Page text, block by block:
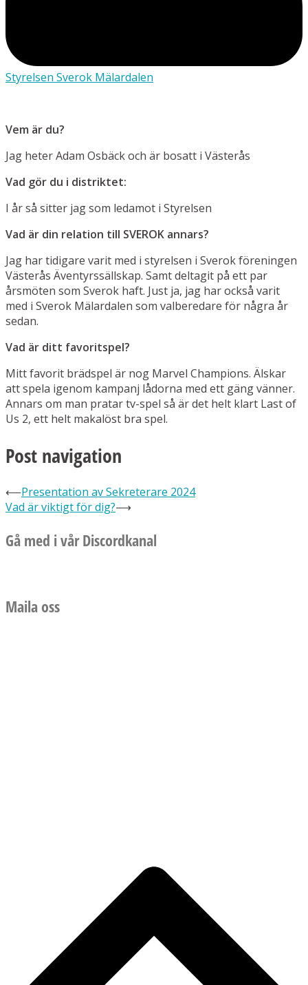
Styrelsen Sverok Mälardalen
Vem är du?
Jag heter Adam Osbäck och är bosatt i Västerås
Vad gör du i distriktet:
I år så sitter jag som ledamot i Styrelsen
Vad är din relation till SVEROK annars?
Jag har tidigare varit med i styrelsen i Sverok föreningen
Västerås Äventyrssällskap. Samt deltagit på ett par
årsmöten som Sverok haft. Just ja, jag har också varit
med i Sverok Mälardalen som valberedare för några år
sedan.
Vad är ditt favoritspel?
Mitt favorit brädspel är nog Marvel Champions. Älskar
att spela igenom kampanj lådorna med ett gäng vänner.
Annars om man pratar tv-spel så är det helt klart Last of
Us 2, ett helt makalöst bra spel.
Post navigation
⟵Presentation av Sekreterare 2024
Vad är viktigt för dig?⟶
Gå med i vår Discordkanal
Maila oss